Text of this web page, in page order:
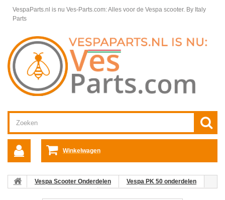
VespaParts.nl is nu Ves-Parts.com: Alles voor de Vespa scooter. By Italy
Parts
Winkelwagen
Vespa Scooter Onderdelen
Vespa PK 50 onderdelen